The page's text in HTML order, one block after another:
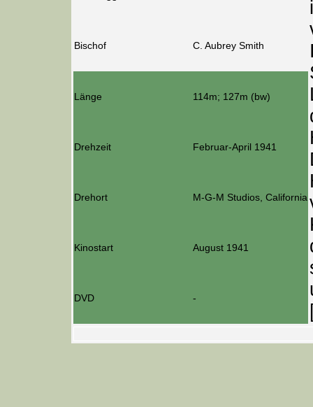
Bischof C. Aubrey Smith
Länge 114m; 127m (bw)
Drehzeit Februar-April 1941
Drehort M-G-M Studios, California
Kinostart August 1941
DVD -